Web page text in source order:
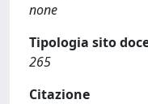
none
Tipologia sito
265
Citazione